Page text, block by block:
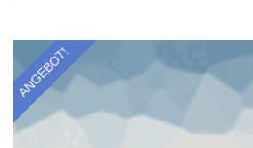
ANGEBOT!